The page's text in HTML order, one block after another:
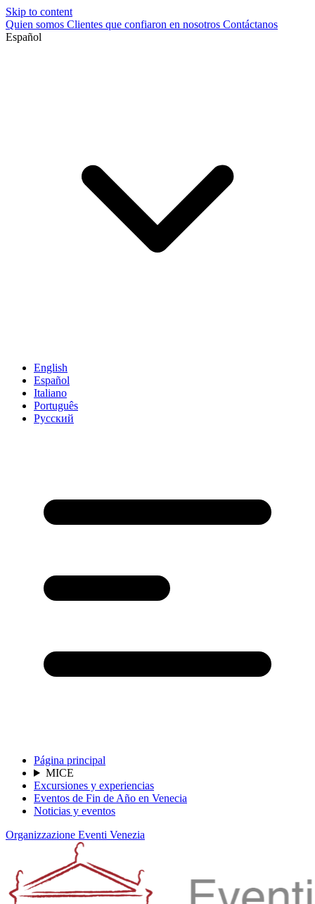
Skip to content
Quien somos Clientes que confiaron en nosotros Contáctanos
Español
English
Español
Italiano
Português
Русский
Página principal
MICE
Excursiones y experiencias
Eventos de Fin de Año en Venecia
Noticias y eventos
Organizzazione Eventi Venezia